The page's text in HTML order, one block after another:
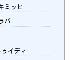
ミッヒ
バ
イディ